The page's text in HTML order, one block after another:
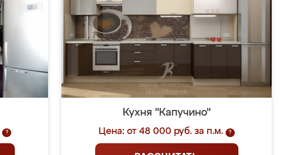
?
Кухня "Капучино"
Цена: от 48 000 руб. за п.м. ?